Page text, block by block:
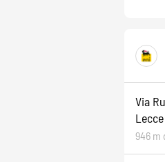
Via
Lecce
946